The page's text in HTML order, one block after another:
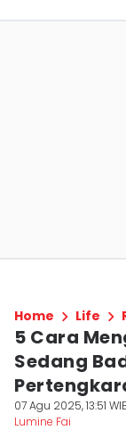
Home Life
5 Cara
Sedang
07 Agu 2025, 13:51
Lumine Fai